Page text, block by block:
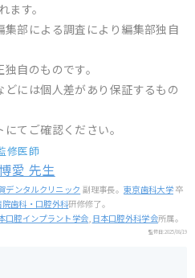
す。
部による調査により編集部独自
自のものです。
には個人差があり保証するもの
てご確認ください。
修医師
愛 先生
デンタルクリニック 副理事長。東京歯科大学 卒
歯科・口腔外科研修修了。
口腔インプラント学会, 日本口腔外科学会所属。
監修日:2025/08/19